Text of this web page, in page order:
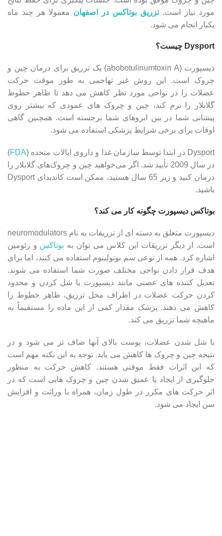
مورد نیاز است.تزریق بوتاکس در اصفهان معمولا هر چند ماه
یکبار انجام می شود.
Dysport چیست؟
دیسپورت (abobotulinumtoxin A) یک تزریق برای درمان چین و
چروک است. این روش غیر تهاجمی به طور موقت حرکت
عضلات را در نواحی مورد نظر کاهش می دهد تا ظاهر خطوط
گلابلار را نرم کند، چین و چروک های عمودی که بیشتر روی
پیشانی شما در بین ابروهای شما برجسته است. همچنین گاهی
اوقات برای برخی شرایط پزشکی استفاده می شود.
Dysport در ابتدا توسط سازمان غذا و داروی ایالات متحده ( FDA
)
در سال 2009 تأیید شد. اگر می‌خواهید چین و چروک‌های گلابلار را
درمان کنید و زیر 65 سال هستید، ممکن است کاندیدای Dysport
باشید.
بوتاکس دیسپورت چگونه کار می کند؟
دیسپورت متعلق به دسته ای از تزریقات به نام neuromodulators
است. از دیگر تزریقات این کلاس می توان به بوتاکس و زئومین
اشاره کرد. همه از نوعی سم بوتولینوم استفاده می کنند، اما برای
هدف قرار دادن نواحی مختلف صورت شما استفاده می شوند.
تعدیل کننده های عصبی مانند دیسپورت با شل کردن و محدود
کردن حرکت عضلات در اطراف محل تزریق، ظاهر خطوط را
کاهش می دهند. پزشک مقدار کمی از این ماده را مستقیماً به
ماهیچه شما تزریق می کند.
با شل شدن عضلات، پوست بالای آنها صاف تر می شود و در
نتیجه چین و چروک ها کاهش می یابد. توجه به این نکته مهم است
که این اثرات فقط موقتی هستند. کاهش حرکت به منظور
جلوگیری از ایجاد یا عمیق شدن چین و چروک هایی است که در
اثر حرکت های مکرر در طول زمان، همراه با وراثت و افزایش
سن ایجاد می شود.